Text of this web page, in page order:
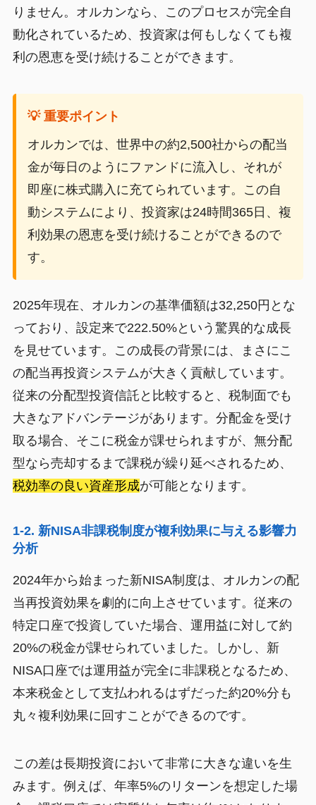
りません。オルカンなら、このプロセスが完全自
動化されているため、投資家は何もしなくても複
利の恩恵を受け続けることができます。
💡 重要ポイント
オルカンでは、世界中の約2,500社からの配当
金が毎日のようにファンドに流入し、それが
即座に株式購入に充てられています。この自
動システムにより、投資家は24時間365日、複
利効果の恩恵を受け続けることができるので
す。
2025年現在、オルカンの基準価額は32,250円とな
っており、設定来で222.50%という驚異的な成長
を見せています。この成長の背景には、まさにこ
の配当再投資システムが大きく貢献しています。
従来の分配型投資信託と比較すると、税制面でも
大きなアドバンテージがあります。分配金を受け
取る場合、そこに税金が課せられますが、無分配
型なら売却するまで課税が繰り延べされるため、
税効率の良い資産形成が可能となります。
1-2. 新NISA非課税制度が複利効果に与える影響力
分析
2024年から始まった新NISA制度は、オルカンの配
当再投資効果を劇的に向上させています。従来の
特定口座で投資していた場合、運用益に対して約
20%の税金が課せられていました。しかし、新
NISA口座では運用益が完全に非課税となるため、
本来税金として支払われるはずだった約20%分も
丸々複利効果に回すことができるのです。
この差は長期投資において非常に大きな違いを生
みます。例えば、年率5%のリターンを想定した場